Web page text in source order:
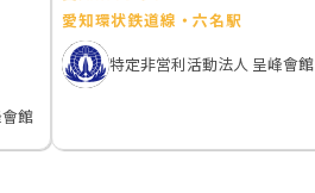
館
愛知環状鉄道線・六名駅
特定非営利活動法人 呈峰會館